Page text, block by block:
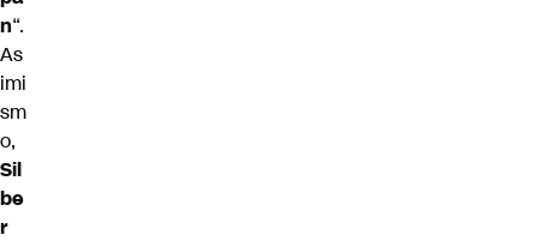
n“.
As
imi
sm
o,
Sil
be
r